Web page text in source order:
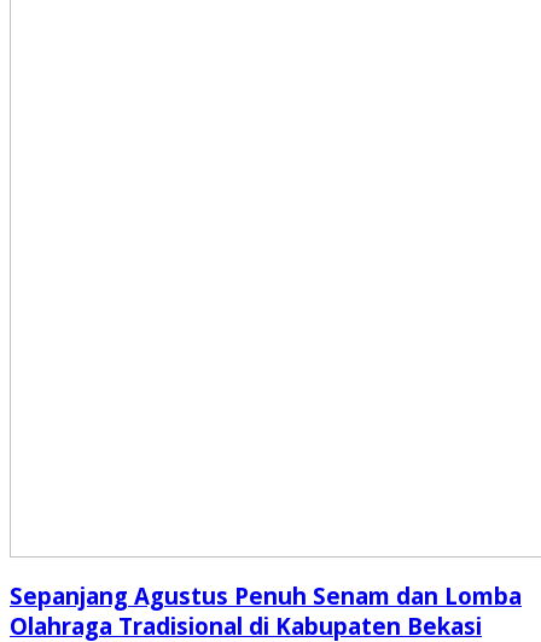
Sepanjang Agustus Penuh Senam dan Lomba
Olahraga Tradisional di Kabupaten Bekasi